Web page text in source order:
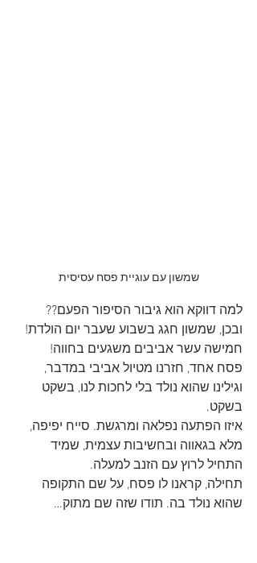
שמשון עם עוגיית פסח עסיסית
למה דווקא הוא גיבור הסיפור הפעם??
ובכן, שמשון חגג בשבוע שעבר יום הולדת!
חמישה עשר אביבים משגעים בחווה!
פסח אחד, חזרנו מטיול אביבי במדבר,
וגילינו שהוא נולד בלי לחכות לנו, בשקט
בשקט.
איזו הפתעה נפלאה ומרגשת. סייח יפיפה,
מלא בגאווה ובחשיבות עצמית, שמיד
התחיל לרוץ עם הזנב למעלה.
תחילה, קראנו לו פסח, על שם התקופה
שהוא נולד בה. תודו שזה שם מתוק…